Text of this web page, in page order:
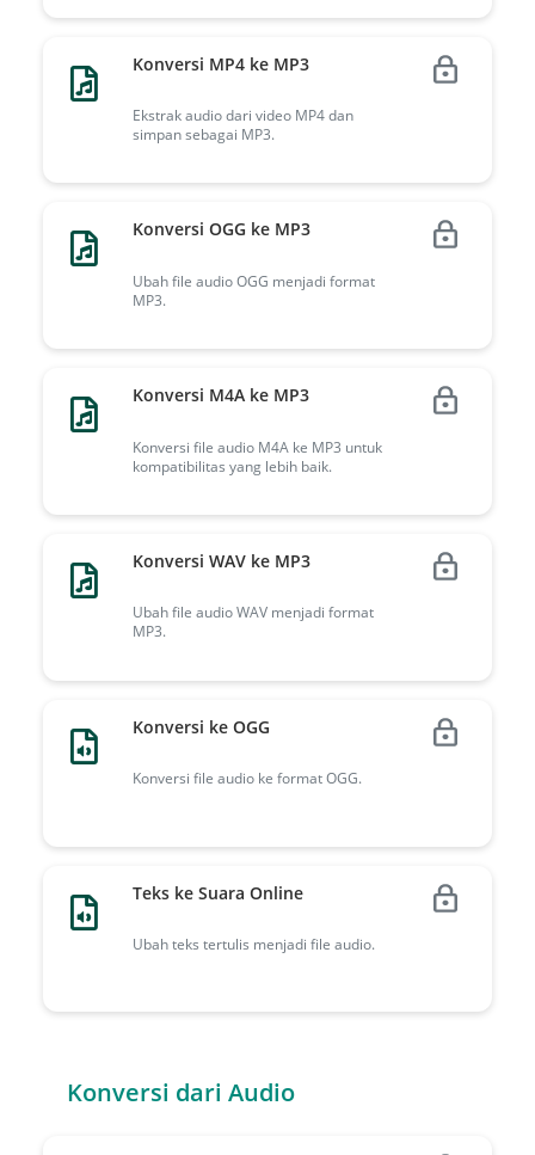
menjadi file audio di sini.
Konversi MP4 ke MP3
Ekstrak audio dari video MP4 dan
simpan sebagai MP3.
Konversi OGG ke MP3
Ubah file audio OGG menjadi format
MP3.
Konversi M4A ke MP3
Konversi file audio M4A ke MP3 untuk
kompatibilitas yang lebih baik.
Konversi WAV ke MP3
Ubah file audio WAV menjadi format
MP3.
Konversi ke OGG
Konversi file audio ke format OGG.
Teks ke Suara Online
Ubah teks tertulis menjadi file audio.
Konversi dari Audio